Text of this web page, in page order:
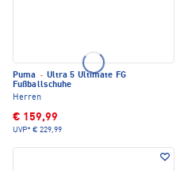
Puma · Ultra 5 Ultimate FG
Fußballschuhe
Herren
€ 159,99
UVP* € 229,99